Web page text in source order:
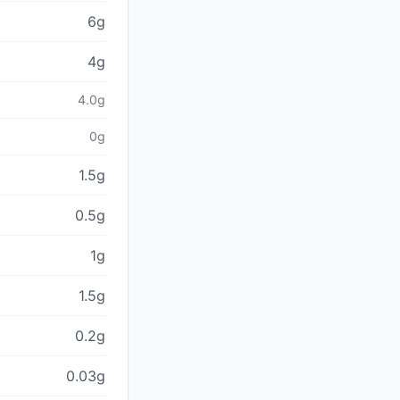
6g
4g
4.0g
0g
1.5g
0.5g
1g
1.5g
0.2g
0.03g